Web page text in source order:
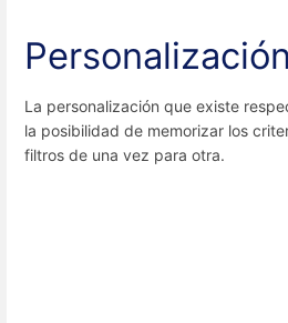
Personalización
La personalización que existe
la posibilidad de memorizar los
filtros de una vez para otra.